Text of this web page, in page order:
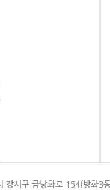
강서구 금낭화로 154(방화3